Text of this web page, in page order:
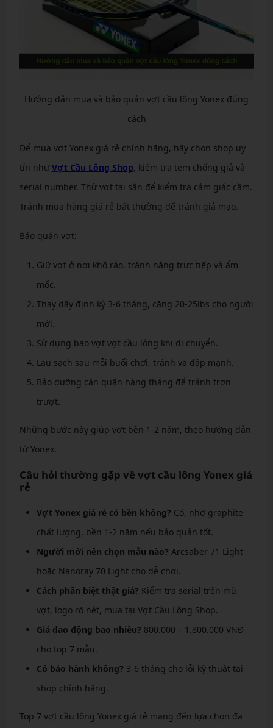
Hướng dẫn mua và bảo quản vợt cầu lông Yonex đúng
cách
Để mua vợt Yonex giá rẻ chính hãng, hãy chọn shop uy
tín nhưVợt Cầu Lông Shop, kiểm tra tem chống giả và
serial number. Thử vợt tại sân để kiểm tra cảm giác cầm.
Tránh mua hàng giá rẻ bất thường để tránh giả mạo.
Bảo quản vợt:
Giữ vợt ở nơi khô ráo, tránh nắng trực tiếp và ẩm
mốc.
Thay dây định kỳ 3-6 tháng, căng 20-25lbs cho người
mới.
Sử dụng bao vợt vợt cầu lông khi di chuyển.
Lau sạch sau mỗi buổi chơi, tránh va đập mạnh.
Bảo dưỡng cán quấn hàng tháng để tránh trơn
trượt.
Những bước này giúp vợt bền 1-2 năm, theo hướng dẫn
từ Yonex.
Câu hỏi thường gặp về vợt cầu lông Yonex giá
rẻ
Vợt Yonex giá rẻ có bền không? Có, nhờ graphite
chất lượng, bền 1-2 năm nếu bảo quản tốt.
Người mới nên chọn mẫu nào? Arcsaber 71 Light
hoặc Nanoray 70 Light cho dễ chơi.
Cách phân biệt thật giả? Kiểm tra serial trên mũ
vợt, logo rõ nét, mua tại Vợt Cầu Lông Shop.
Giá dao động bao nhiêu? 800.000 – 1.800.000 VNĐ
cho top 7 mẫu.
Có bảo hành không? 3-6 tháng cho lỗi kỹ thuật tại
shop chính hãng.
Top 7 vợt cầu lông Yonex giá rẻ mang đến lựa chọn đa